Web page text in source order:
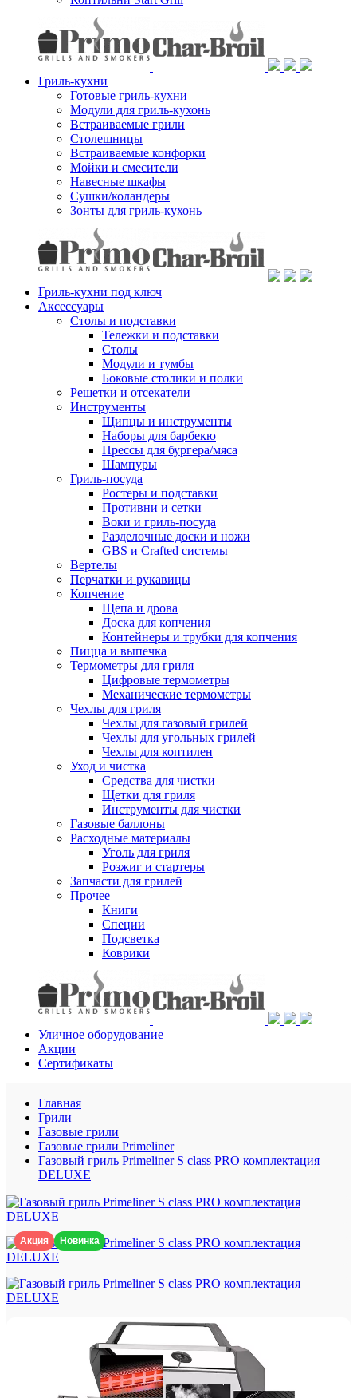
Гриль-кухни
Готовые гриль-кухни
Модули для гриль-кухонь
Встраиваемые грили
Столешницы
Встраиваемые конфорки
Мойки и смесители
Навесные шкафы
Сушки/коландеры
Зонты для гриль-кухонь
Гриль-кухни под ключ
Аксессуары
Столы и подставки
Тележки и подставки
Столы
Модули и тумбы
Боковые столики и полки
Решетки и отсекатели
Инструменты
Щипцы и инструменты
Наборы для барбекю
Прессы для бургера/мяса
Шампуры
Гриль-посуда
Ростеры и подставки
Противни и сетки
Воки и гриль-посуда
Разделочные доски и ножи
GBS и Crafted системы
Вертелы
Перчатки и рукавицы
Копчение
Щепа и дрова
Доска для копчения
Контейнеры и трубки для копчения
Пицца и выпечка
Термометры для гриля
Цифровые термометры
Механические термометры
Чехлы для гриля
Чехлы для газовый грилей
Чехлы для угольных грилей
Чехлы для коптилен
Уход и чистка
Средства для чистки
Щетки для гриля
Инструменты для чистки
Газовые баллоны
Расходные материалы
Уголь для гриля
Розжиг и стартеры
Запчасти для грилей
Прочее
Книги
Специи
Подсветка
Коврики
Уличное оборудование
Акции
Сертификаты
Главная
Грили
Газовые грили
Газовые грили Primeliner
Газовый гриль Primeliner S class PRO комплектация
DELUXЕ
Акция Новинка